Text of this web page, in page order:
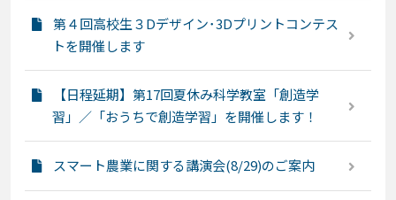
第４回高校生３Dデザイン･3Dプリントコンテス
トを開催します
【日程延期】第17回夏休み科学教室「創造学
習」／「おうちで創造学習」を開催します！
スマート農業に関する講演会(8/29)のご案内